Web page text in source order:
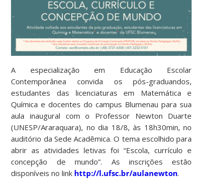
A especialização em Educação Escolar
Contemporânea convida os pós-graduandos,
estudantes das licenciaturas em Matemática e
Química e docentes do campus Blumenau para sua
aula inaugural com o Professor Newton Duarte
(UNESP/Araraquara), no dia 18/8, às 18h30min, no
auditório da Sede Acadêmica. O tema escolhido para
abrir as atividades letivas foi “Escola, currículo e
concepção de mundo”. As inscrições estão
disponíveis no link http://l.ufsc.br/aulanewton.